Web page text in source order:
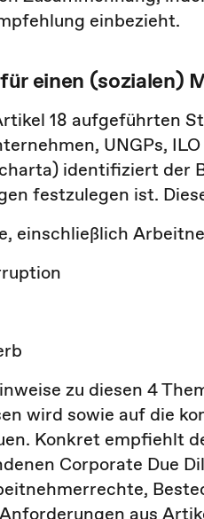
einbezieht.
einen (sozialen)
18 aufgeführten
UNGPs,
identifiziert der
festzulegen ist.
einschließlich
zu diesen 4
wird sowie auf die
Konkret empfiehlt
Corporate Due
aus